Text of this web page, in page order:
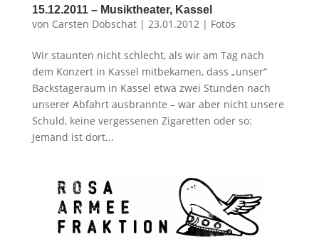
15.12.2011 – Musiktheater, Kassel
von Carsten Dobschat| 23.01.2012| Fotos
Wir staunten nicht schlecht, als wir am Tag nach
dem Konzert in Kassel mitbekamen, dass „unser“
Backstageraum in Kassel etwa zwei Stunden nach
unserer Abfahrt ausbrannte – war aber nicht unsere
Schuld, keine vergessenen Zigaretten oder so:
Jemand ist dort...